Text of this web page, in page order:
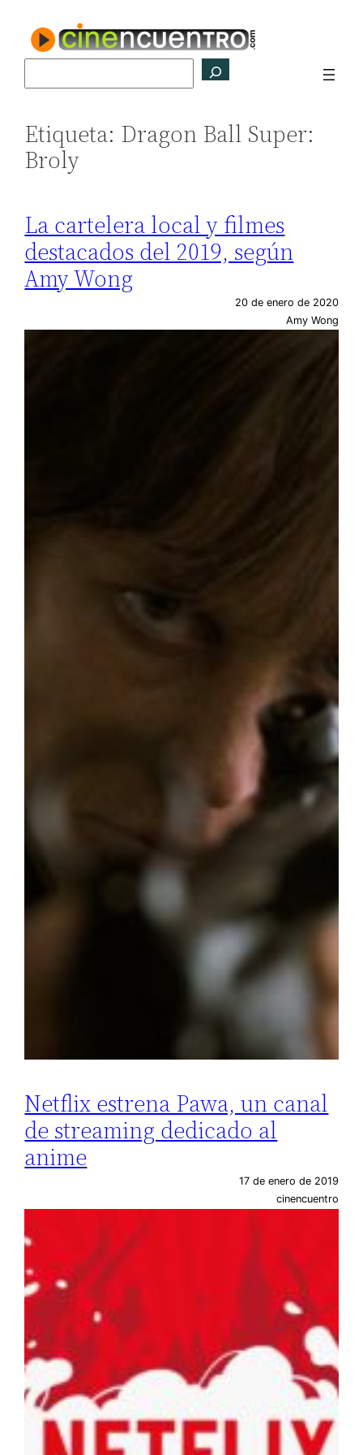
contenido
Etiqueta: Dragon Ball Super:
Broly
La cartelera local y filmes
destacados del 2019, según
Amy Wong
20 de enero de 2020
Amy Wong
Netflix estrena Pawa, un canal
de streaming dedicado al
anime
17 de enero de 2019
cinencuentro